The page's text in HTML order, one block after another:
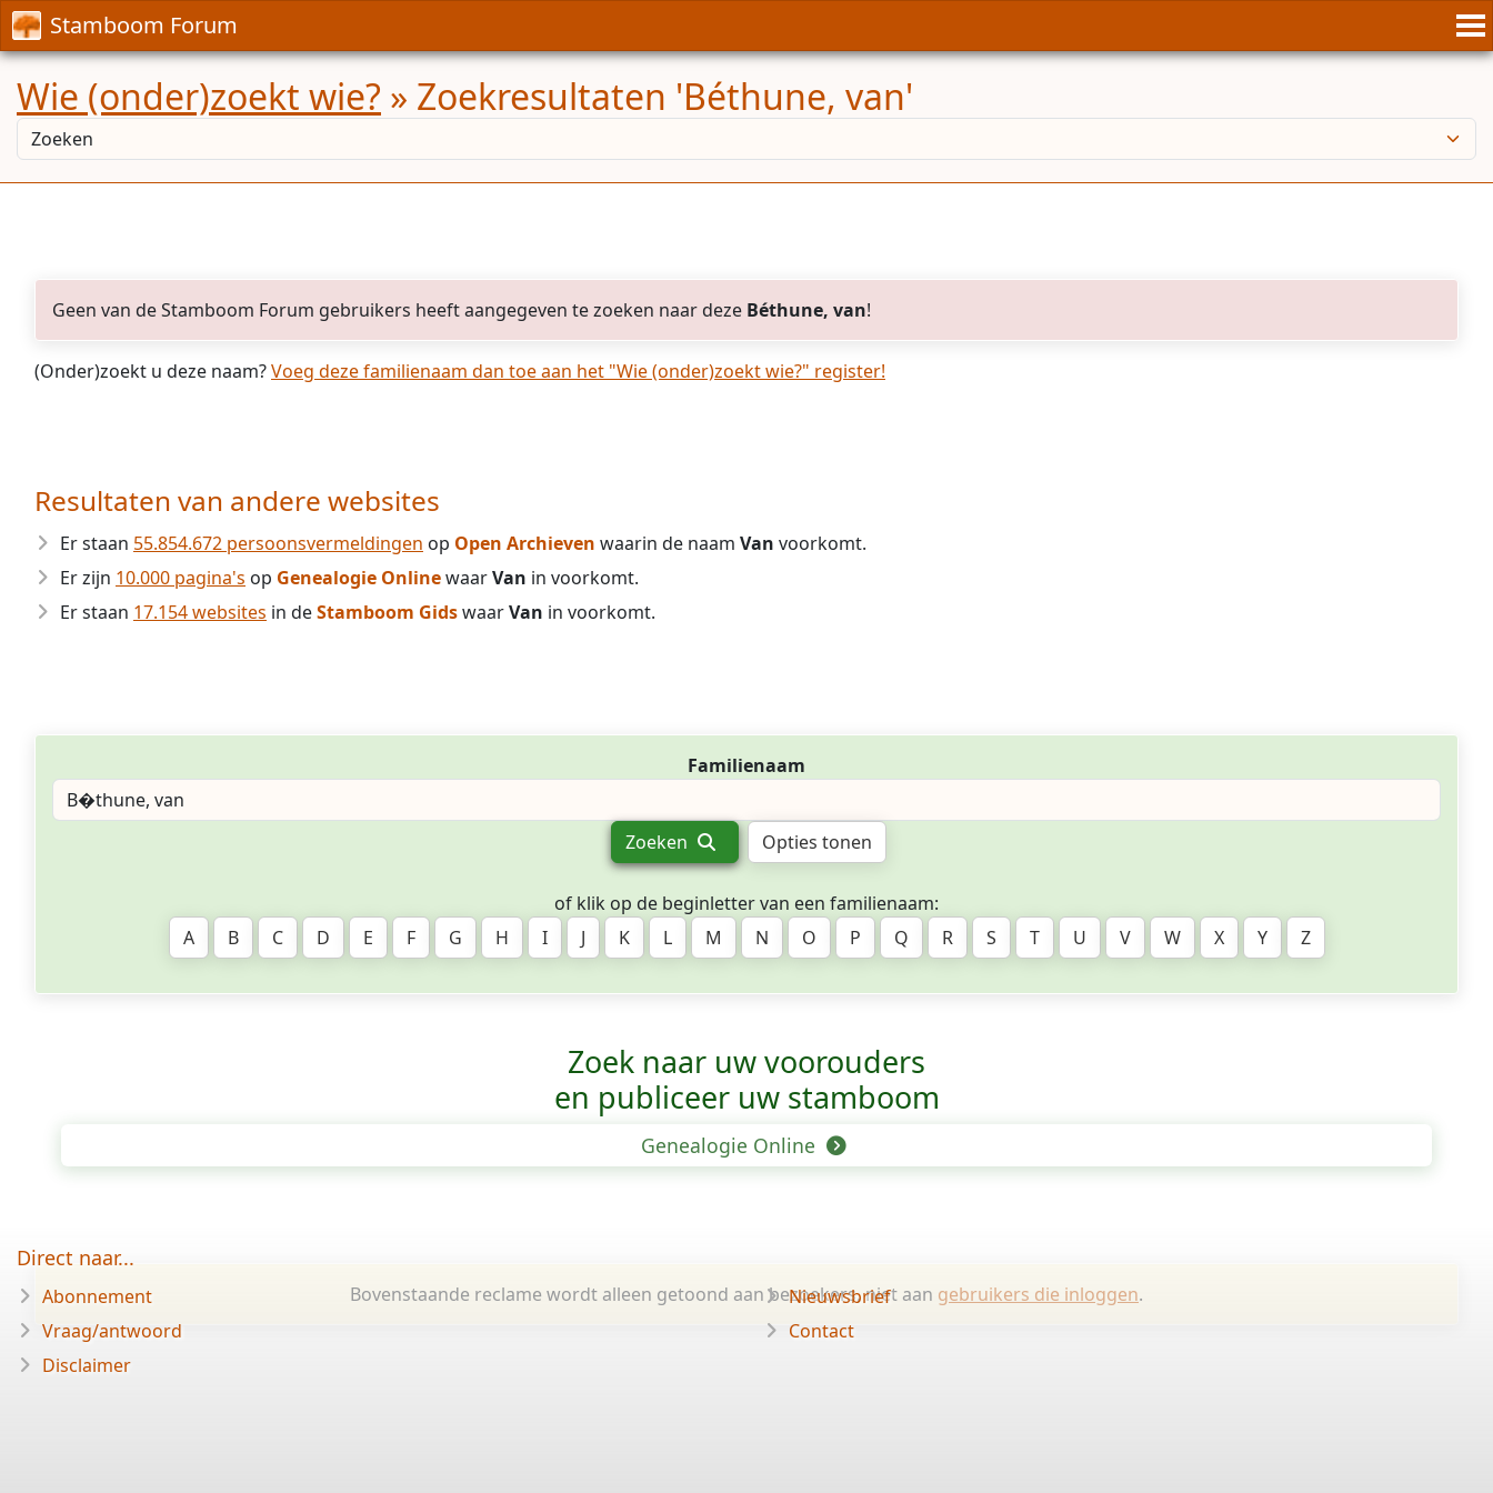
Stamboom Forum
Wie (onder)zoekt wie? » Zoekresultaten 'Béthune, van'
Geen van de Stamboom Forum gebruikers heeft aangegeven te zoeken naar deze Béthune, van!
(Onder)zoekt u deze naam?Voeg deze familienaam dan toe aan het "Wie (onder)zoekt wie?" register!
Resultaten van andere websites
Er staan 55.854.672 persoonsvermeldingen op Open Archieven waarin de naam Van voorkomt.
Er zijn 10.000 pagina's op Genealogie OnlinewaarVan in voorkomt.
Er staan 17.154 websites in deStamboom GidswaarVan in voorkomt.
Familienaam
Zoeken Opties tonen
of klik op de beginletter van een familienaam:
A
B C D E F G H I J K L M N O P Q R S T U V W X Y Z
Zoek naar uw voorouders
en publiceer uw stamboom
Genealogie Online
Bovenstaande reclame wordt alleen getoond aan bezoekers, niet aan gebruikers die inloggen.
Direct naar...
Abonnement
Vraag/antwoord
Disclaimer
Nieuwsbrief
Contact